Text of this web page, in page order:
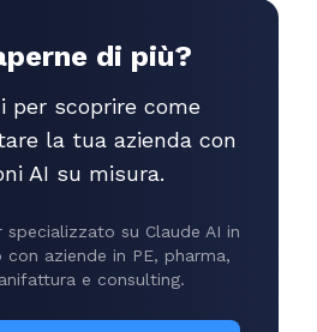
di più?
per scoprire come
la tua azienda con
AI su misura.
su Claude AI in
con aziende in PE, pharma,
e consulting.